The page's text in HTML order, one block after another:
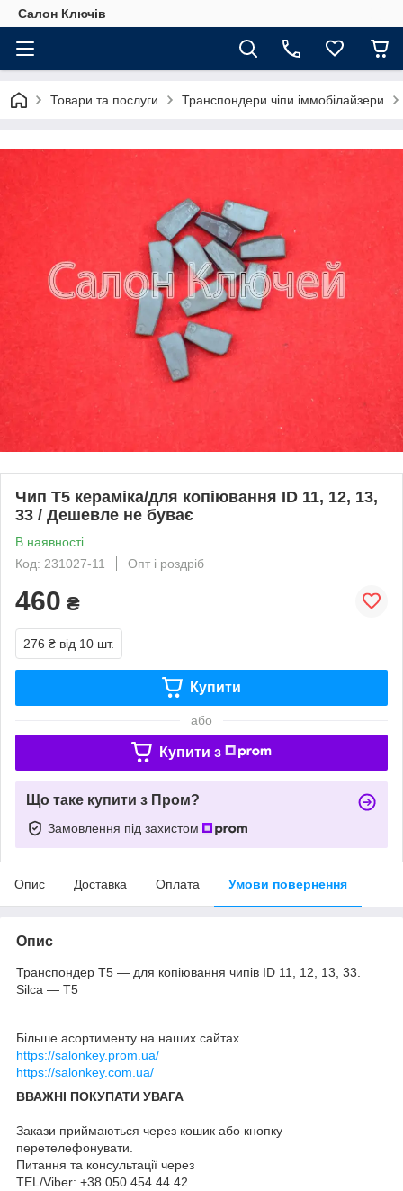
Салон Ключів
Товари та послуги Транспондери чіпи іммобілайзери
Чип Т5 кераміка/для копіювання ID 11, 12, 13,
33 / Дешевле не буває
В наявності
Код: 231027-11
Опт і роздріб
460 ₴
276 ₴ від 10 шт.
Купити
або
Купити з
Що таке купити з Пром?
Замовлення під захистом
Опис Доставка Оплата Умови повернення
Опис
Транспондер T5 — для копіювання чипів ID 11, 12, 13, 33.
Silca — T5
Більше асортименту на наших сайтах.
https://salonkey.prom.ua/
https://salonkey.com.ua/
ВВАЖНІ ПОКУПАТИ УВАГА
Закази приймаються через кошик або кнопку
перетелефонувати.
Питання та консультації через
TEL/Viber: +38 050 454 44 42